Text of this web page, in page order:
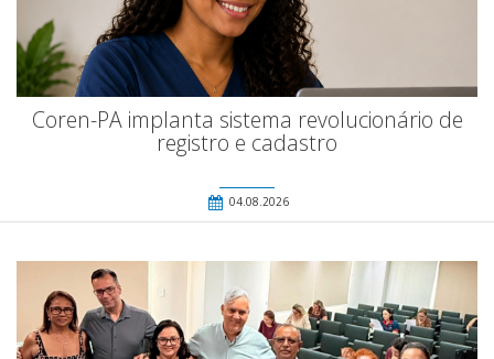
Coren-PA implanta sistema revolucionário de
registro e cadastro
04.08.2026